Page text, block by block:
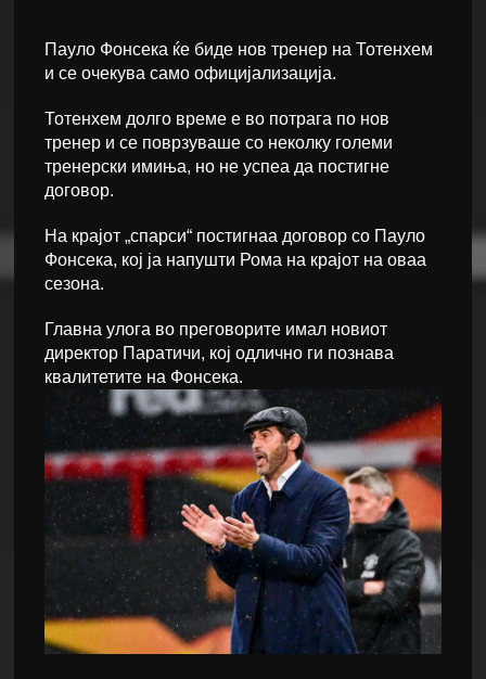
Пауло Фонсека ќе биде нов тренер на Тотенхем
и се очекува само официјализација.
Тотенхем долго време е во потрага по нов
тренер и се поврзуваше со неколку големи
тренерски имиња, но не успеа да постигне
договор.
На крајот „спарси“ постигнаа договор со Пауло
Фонсека, кој ја напушти Рома на крајот на оваа
сезона.
Главна улога во преговорите имал новиот
директор Паратичи, кој одлично ги познава
квалитетите на Фонсека.